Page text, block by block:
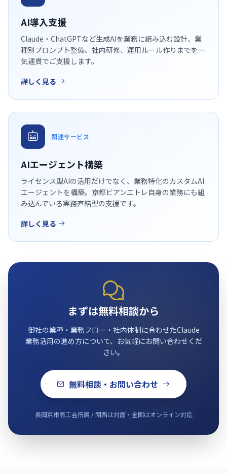
AI導入支援
Claude・ChatGPTなど生成AIを業務に組み込む設計、業
種別プロンプト整備、社内研修、運用ルール作りまでを一
気通貫でご支援します。
詳しく見る
関連サービス
AIエージェント構築
ライセンス型AIの活用だけでなく、業務特化のカスタムAI
エージェントを構築。京都ビアンエトレ自身の業務にも組
み込んでいる実務直結型の支援です。
詳しく見る
まずは無料相談から
御社の業種・業務フロー・社内体制に合わせたClaude
業務活用の進め方について、お気軽にお問い合わせくだ
さい。
無料相談・お問い合わせ
長岡京市商工会所属 / 関西は対面・全国はオンライン対応